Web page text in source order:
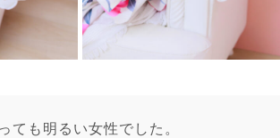
ても明るい女性でした。